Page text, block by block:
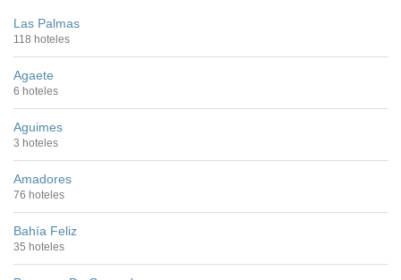
Las Palmas
118 hoteles
Agaete
6 hoteles
Aguimes
3 hoteles
Amadores
76 hoteles
Bahía Feliz
35 hoteles